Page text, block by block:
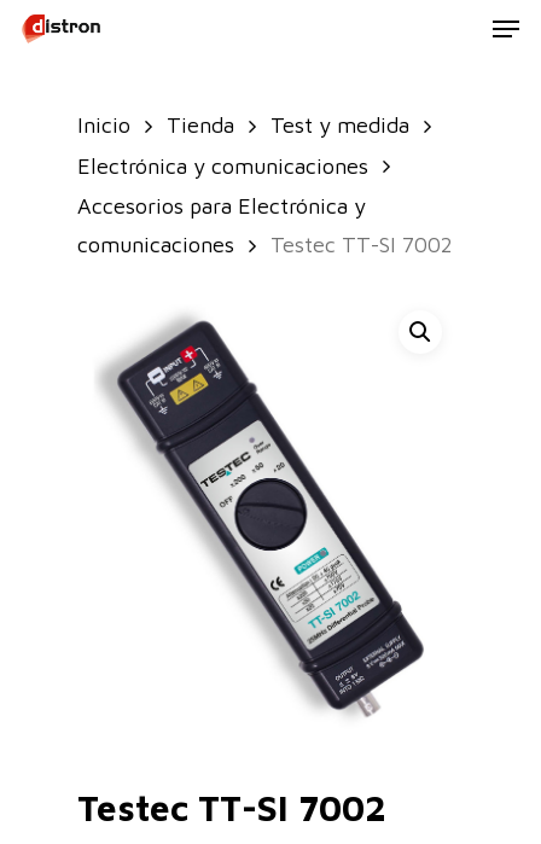
Skip
Inicio Tienda
Test y medida
Electrónica y comunicaciones
Accesorios para Electrónica y
comunicaciones
Testec TT-SI 7002
Testec TT-SI 7002